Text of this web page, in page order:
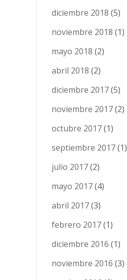
diciembre 2018 (5)
noviembre 2018 (1)
mayo 2018 (2)
abril 2018 (2)
diciembre 2017(5)
noviembre 2017(2)
octubre 2017(1)
septiembre 2017(1)
julio 2017(2)
mayo 2017(4)
abril 2017(3)
febrero 2017(1)
diciembre 2016 (1)
noviembre 2016 (3)